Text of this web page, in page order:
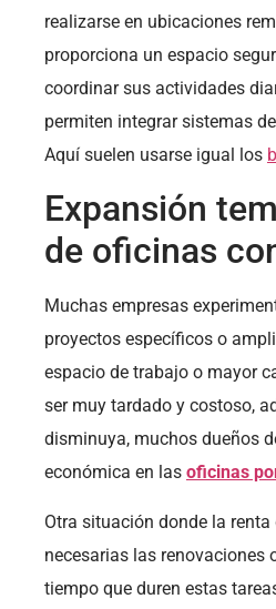
realizarse en ubicaciones
proporciona un espacio
coordinar sus actividades
permiten integrar sistemas
Aquí suelen usarse igual los
Expansión
de oficinas
Muchas empresas
proyectos específicos o
espacio de trabajo o mayor
ser muy tardado y costoso,
disminuya, muchos dueños
económica en las oficinas
Otra situación donde la
necesarias las renovaciones
tiempo que duren estas